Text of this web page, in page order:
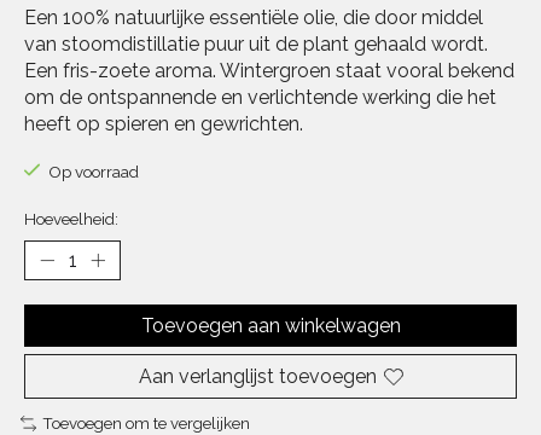
Een 100% natuurlijke essentiële olie, die door middel
van stoomdistillatie puur uit de plant gehaald wordt.
Een fris-zoete aroma. Wintergroen staat vooral bekend
om de ontspannende en verlichtende werking die het
heeft op spieren en gewrichten.
Op voorraad
Hoeveelheid:
Toevoegen aan winkelwagen
Aan verlanglijst toevoegen
Toevoegen om te vergelijken